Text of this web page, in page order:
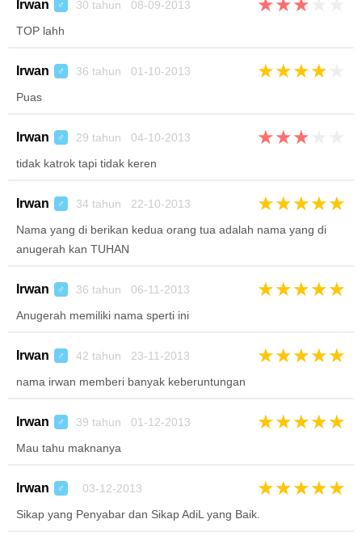
Irwan ♂ 30 tahun 08-09-2013 ★★★
TOP lahh
Irwan ♂ 36 tahun 01-10-2013 ★★★★
Puas
Irwan ♂ 29 tahun 04-10-2013 ★★★
tidak katrok tapi tidak keren
Irwan ♂ 34 tahun 22-10-2013 ★★★★★
Nama yang di berikan kedua orang tua adalah nama yang di
anugerah kan TUHAN
Irwan ♂ 36 tahun 06-11-2013 ★★★★★
Anugerah memiliki nama sperti ini
Irwan ♂ 42 tahun 23-11-2013 ★★★★★
nama irwan memberi banyak keberuntungan
Irwan ♂ 39 tahun 01-12-2013 ★★★★★
Mau tahu maknanya
Irwan ♂ 03-12-2013 ★★★★★
Sikap yang Penyabar dan Sikap AdiL yang Baik.